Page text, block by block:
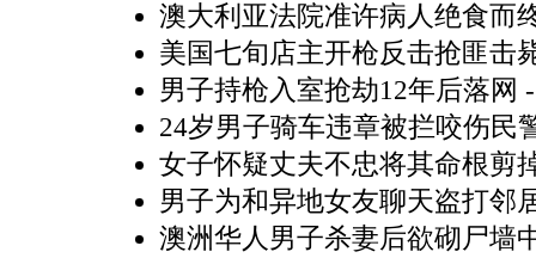
澳大利亚法院准许病人绝食而
美国七旬店主开枪反击抢匪击
男子持枪入室抢劫12年后落网
24岁男子骑车违章被拦咬伤民
女子怀疑丈夫不忠将其命根剪
男子为和异地女友聊天盗打邻
澳洲华人男子杀妻后欲砌尸墙